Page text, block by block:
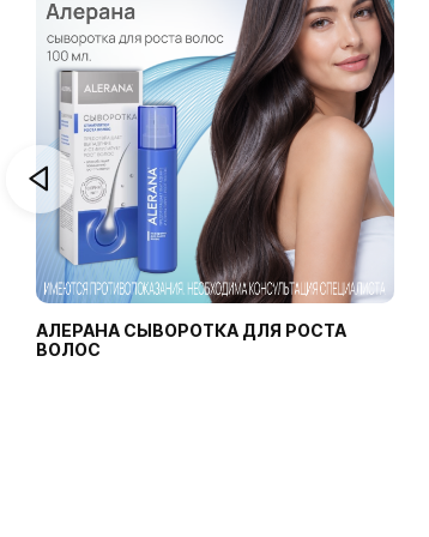
АЛЕРАНА СЫВОРОТКА ДЛЯ РОСТА
ВОЛОС